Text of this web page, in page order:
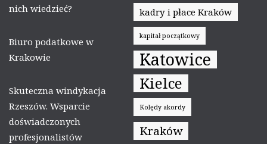
nich wiedzieć?
Biuro podatkowe w
Krakowie
Skuteczna windykacja
Rzeszów. Wsparcie
doświadczonych
profesjonalistów
kadry i płace Kraków
kapitał początkowy
Katowice
Kielce
Kolędy akordy
Kraków